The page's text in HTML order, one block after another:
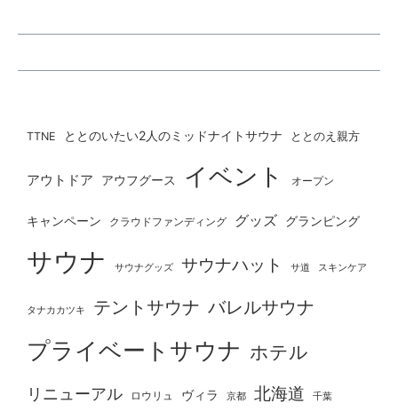
TTNE ととのいたい2人のミッドナイトサウナ ととのえ親方
アウトドア アウフグース イベント オープン
キャンペーン クラウドファンディング グッズ グランピング
サウナ サウナグッズ サウナハット サ道 スキンケア
タナカカツキ テントサウナ バレルサウナ
プライベートサウナ ホテル
リニューアル ロウリュ ヴィラ 京都 北海道 千葉